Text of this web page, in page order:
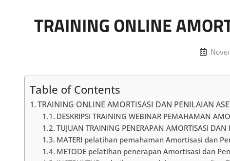
TRAINING ONLINE
Table of Contents
TRAINING ONLINE AMORTISASI DAN PENILAIAN
DESKRIPSI TRAINING WEBINAR PEMAHAMAN
TUJUAN TRAINING PENERAPAN AMORTISASI DAN
MATERI pelatihan pemahaman Amortisasi dan
METODE pelatihan penerapan Amortisasi dan